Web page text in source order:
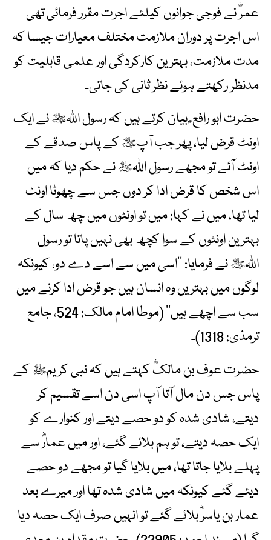
عمرؓ نے فوجی جوانوں کیلئے اجرت مقرر فرمائی تھی
اس اجرت پر دوران ملازمت مختلف معیارات جیسا کہ
مدت ملازمت، بہترین کارکردگی اور علمی قابلیت کو
مدنظر رکھتے ہوئے نظر ثانی کی جاتی۔
حضرت ابو رافع ؓ بیان کرتے ہیں کہ رسول اللہﷺ نے ایک
اونٹ قرض لیا، پھر جب آپﷺ کے پاس صدقے کے
اونٹ آئے تو مجھے رسول اللہﷺ نے حکم دیا کہ میں
اس شخص کا قرض ادا کر دوں جس سے چھوٹا اونٹ
لیا تھا، میں نے کہا: میں تو اونٹوں میں چھ سال کے
بہترین اونٹوں کے سوا کچھ بھی نہیں پاتا تو رسول
اللہﷺ نے فرمایا: ’’اسی میں سے اسے دے دو، کیونکہ
لوگوں میں بہتریں وہ انسان ہیں جو قرض ادا کرنے میں
سب سے اچھے ہیں‘‘ (موطا امام مالک: 524، جامع
ترمذی: 1318)۔
حضرت عوف بن مالکؓ کہتے ہیں کہ نبی کریمﷺ کے
پاس جس دن مال آتا آپ اسی دن اسے تقسیم کر
دیتے، شادی شدہ کو دو حصے دیتے اور کنوارے کو
ایک حصہ دیتے، تو ہم بلائے گئے، اور میں عمارؓ سے
پہلے بلایا جاتا تھا، میں بلایا گیا تو مجھے دو حصے
دیئے گئے کیونکہ میں شادی شدہ تھا اور میرے بعد
عمار بن یاسرؓ بلائے گئے تو انہیں صرف ایک حصہ دیا